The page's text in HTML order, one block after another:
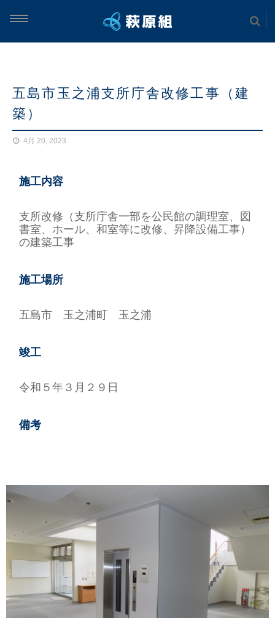
内
績
築工事
五島市玉之浦支所庁舎改修工事（建
築）
4月 20, 2023
施工内容
支所改修（支所庁舎一部を公民館の調理室、図
書室、ホール、和室等に改修、昇降設備工事）
の建築工事
施工場所
五島市 玉之浦町 玉之浦
竣工
令和５年３月２９日
備考